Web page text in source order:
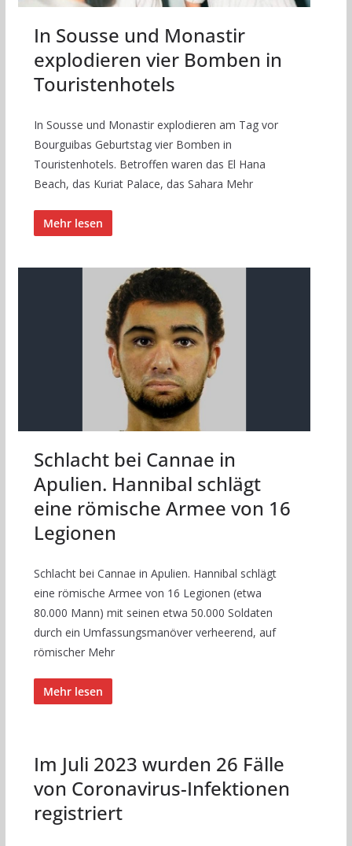
In Sousse und Monastir
explodieren vier Bomben in
Touristenhotels
In Sousse und Monastir explodieren am Tag vor
Bourguibas Geburtstag vier Bomben in
Touristenhotels. Betroffen waren das El Hana
Beach, das Kuriat Palace, das Sahara Mehr
Mehr lesen
Schlacht bei Cannae in
Apulien. Hannibal schlägt
eine römische Armee von 16
Legionen
Schlacht bei Cannae in Apulien. Hannibal schlägt
eine römische Armee von 16 Legionen (etwa
80.000 Mann) mit seinen etwa 50.000 Soldaten
durch ein Umfassungsmanöver verheerend, auf
römischer Mehr
Mehr lesen
Im Juli 2023 wurden 26 Fälle
von Coronavirus-Infektionen
registriert